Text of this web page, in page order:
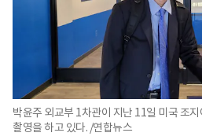
박윤주 외교부 1차관이 지난 11일 미국 조
촬영을 하고 있다. /연합뉴스